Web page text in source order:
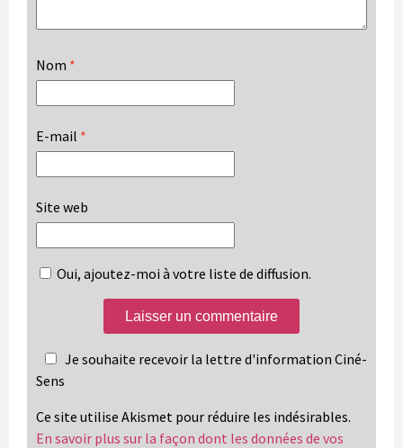
Nom *
E-mail *
Site web
Oui, ajoutez-moi à votre liste de diffusion.
Je souhaite recevoir la lettre d'information Ciné-
Sens
Ce site utilise Akismet pour réduire les indésirables.
En savoir plus sur la façon dont les données de vos